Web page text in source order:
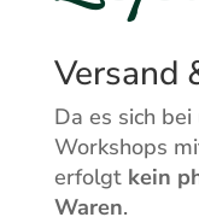
Versand
Da es sich
Workshops
erfolgt kein
Waren.